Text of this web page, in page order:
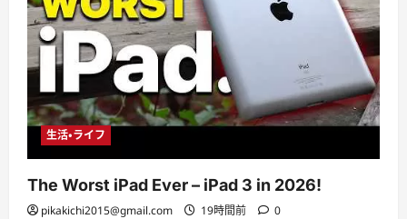
生活・ライフ
The Worst iPad Ever – iPad 3 in 2026!
pikakichi2015@gmail.com 19時間前 0